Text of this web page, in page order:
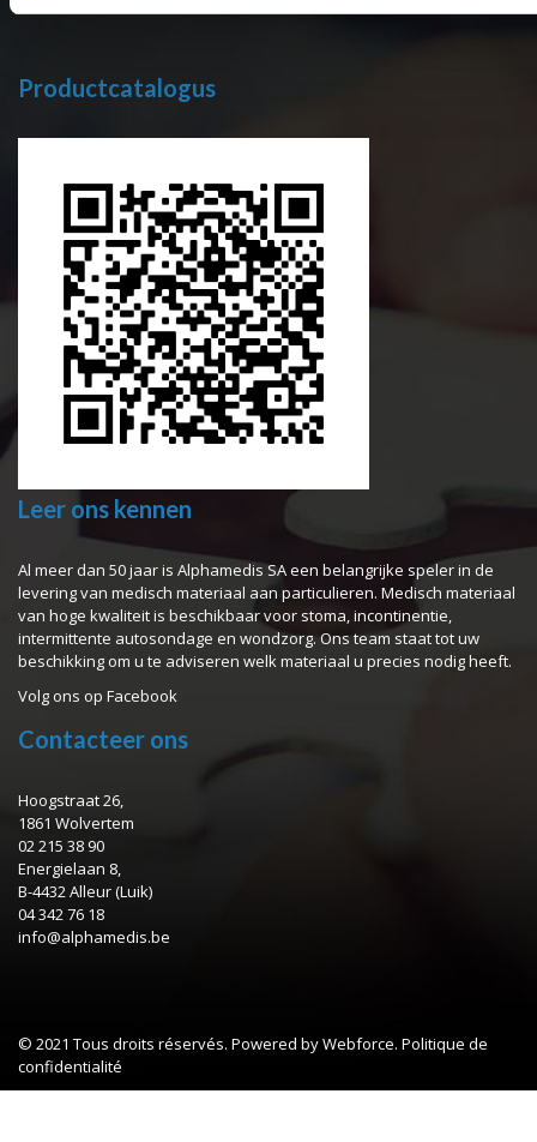
Productcatalogus
Leer ons kennen
Al meer dan 50 jaar is Alphamedis SA een belangrijke speler in de
levering van medisch materiaal aan particulieren. Medisch materiaal
van hoge kwaliteit is beschikbaar voor stoma, incontinentie,
intermittente autosondage en wondzorg. Ons team staat tot uw
beschikking om u te adviseren welk materiaal u precies nodig heeft.
Volg ons op Facebook
Contacteer ons
Hoogstraat 26,
1861 Wolvertem
02 215 38 90
Energielaan 8,
B-4432 Alleur (Luik)
04 342 76 18
info@alphamedis.be
© 2021 Tous droits réservés. Powered by Webforce. Politique de
confidentialité